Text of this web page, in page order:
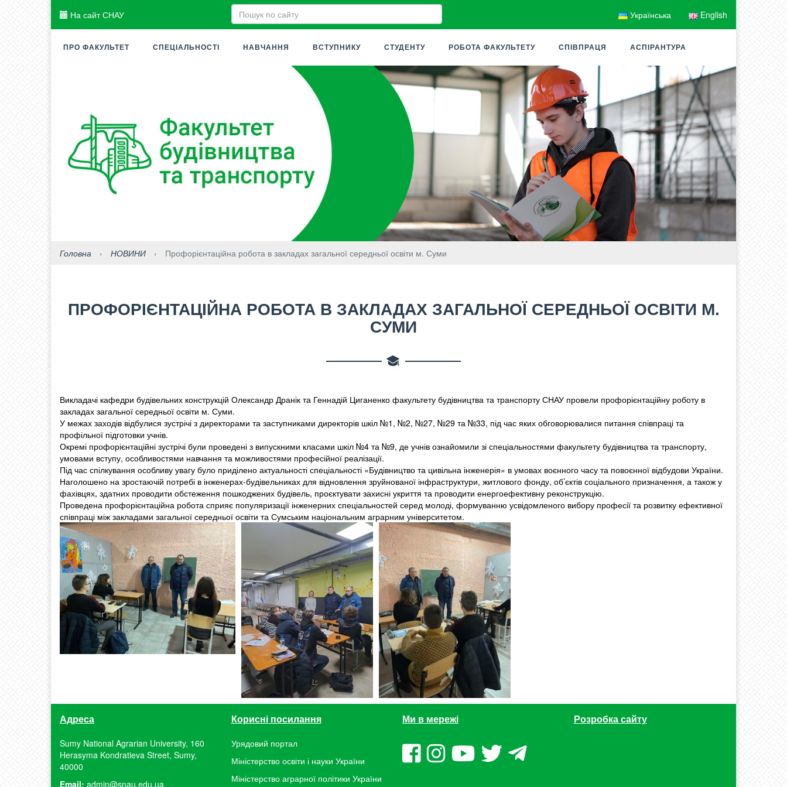
На сайт СНАУ Українська English
ПРО ФАКУЛЬТЕТ СПЕЦІАЛЬНОСТІ НАВЧАННЯ ВСТУПНИКУ СТУДЕНТУ РОБОТА ФАКУЛЬТЕТУ СПІВПРАЦЯ АСПІРАНТУРА
Головна › НОВИНИ › Профорієнтаційна робота в закладах загальної середньої освіти м. Суми
ПРОФОРІЄНТАЦІЙНА РОБОТА В ЗАКЛАДАХ ЗАГАЛЬНОЇ СЕРЕДНЬОЇ ОСВІТИ М.
СУМИ
Викладачі кафедри будівельних конструкцій Олександр Дранік та Геннадій Циганенко факультету будівництва та транспорту СНАУ провели профорієнтаційну роботу в
закладах загальної середньої освіти м. Суми.
У межах заходів відбулися зустрічі з директорами та заступниками директорів шкіл №1, №2, №27, №29 та №33, під час яких обговорювалися питання співпраці та
профільної підготовки учнів.
Окремі профорієнтаційні зустрічі були проведені з випускними класами шкіл №4 та №9, де учнів ознайомили зі спеціальностями факультету будівництва та транспорту,
умовами вступу, особливостями навчання та можливостями професійної реалізації.
Під час спілкування особливу увагу було приділено актуальності спеціальності «Будівництво та цивільна інженерія» в умовах воєнного часу та повоєнної відбудови України.
Наголошено на зростаючій потребі в інженерах-будівельниках для відновлення зруйнованої інфраструктури, житлового фонду, об’єктів соціального призначення, а також у
фахівцях, здатних проводити обстеження пошкоджених будівель, проєктувати захисні укриття та проводити енергоефективну реконструкцію.
Проведена профорієнтаційна робота сприяє популяризації інженерних спеціальностей серед молоді, формуванню усвідомленого вибору професії та розвитку ефективної
співпраці між закладами загальної середньої освіти та Сумським національним аграрним університетом.
Адреса
Sumy National Agrarian University, 160
Herasyma Kondratieva Street, Sumy,
40000
Email: admin@snau.edu.ua
Корисні посилання
Урядовий портал
Міністерство освіти і науки України
Міністерство аграрної політики України
Ми в мережі Розробка сайту